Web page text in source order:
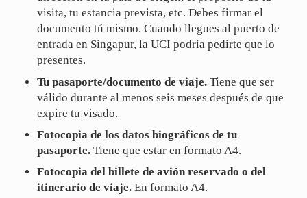
visita, tu estancia prevista, etc. Debes firmar el
documento tú mismo. Cuando llegues al puerto de
entrada en Singapur, la UCI podría pedirte que lo
presentes.
Tu pasaporte/documento de viaje.Tiene que ser
válido durante al menos seis meses después de que
expire tu visado.
Fotocopia de los datos biográficos de tu
pasaporte.Tiene que estar en formato A4.
Fotocopia del billete de avión reservado o del
itinerario de viaje.En formato A4.